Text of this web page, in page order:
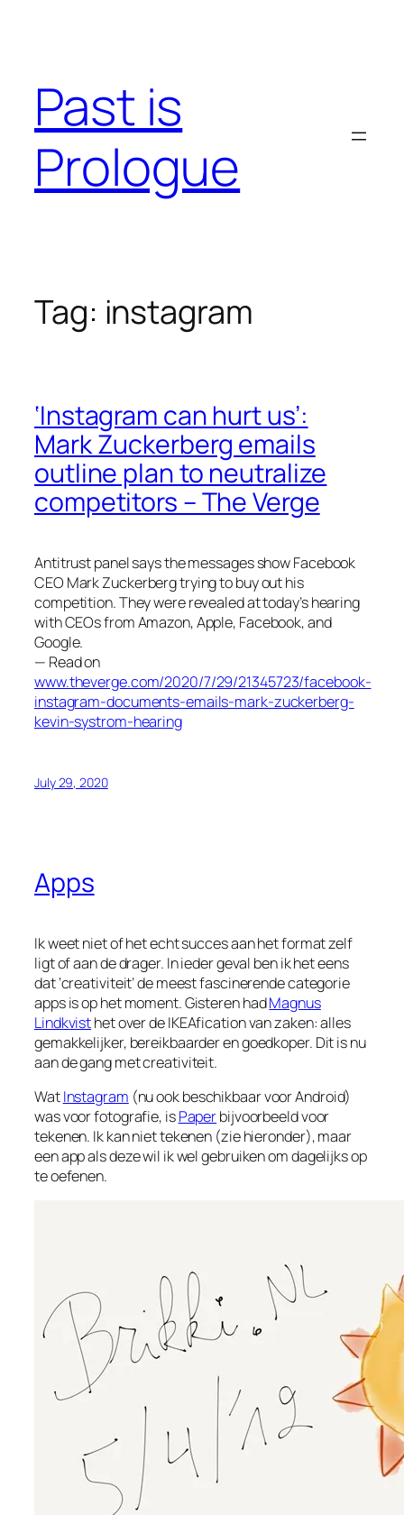
Past is
Prologue
Tag: instagram
‘Instagram can hurt us’:
Mark Zuckerberg emails
outline plan to neutralize
competitors – The Verge
Antitrust panel says the messages show Facebook
CEO Mark Zuckerberg trying to buy out his
competition. They were revealed at today’s hearing
with CEOs from Amazon, Apple, Facebook, and
Google.
— Read on
www.theverge.com/2020/7/29/21345723/facebook-
instagram-documents-emails-mark-zuckerberg-
kevin-systrom-hearing
July 29, 2020
Apps
Ik weet niet of het echt succes aan het format zelf
ligt of aan de drager. In ieder geval ben ik het eens
dat ‘creativiteit’ de meest fascinerende categorie
apps is op het moment. Gisteren hadMagnus
Lindkvisthet over de IKEAfication van zaken: alles
gemakkelijker, bereikbaarder en goedkoper. Dit is nu
aan de gang met creativiteit.
WatInstagram (nu ook beschikbaar voor Android)
was voor fotografie, isPaperbijvoorbeeld voor
tekenen. Ik kan niet tekenen (zie hieronder), maar
een app als deze wil ik wel gebruiken om dagelijks op
te oefenen.